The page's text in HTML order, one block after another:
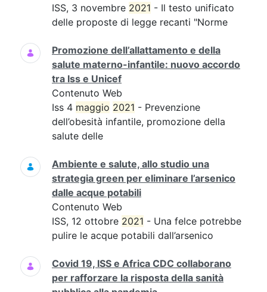
ISS, 3 novembre 2021 - Il testo unificato
delle proposte di legge recanti "Norme
Promozione dell’allattamento e della
salute materno-infantile: nuovo accordo
tra Iss e Unicef
Contenuto Web
Iss 4 maggio 2021 - Prevenzione
dell’obesità infantile, promozione della
salute delle
Ambiente e salute, allo studio una
strategia green per eliminare l’arsenico
dalle acque potabili
Contenuto Web
ISS, 12 ottobre 2021 - Una felce potrebbe
pulire le acque potabili dall’arsenico
Covid 19, ISS e Africa CDC collaborano
per rafforzare la risposta della sanità